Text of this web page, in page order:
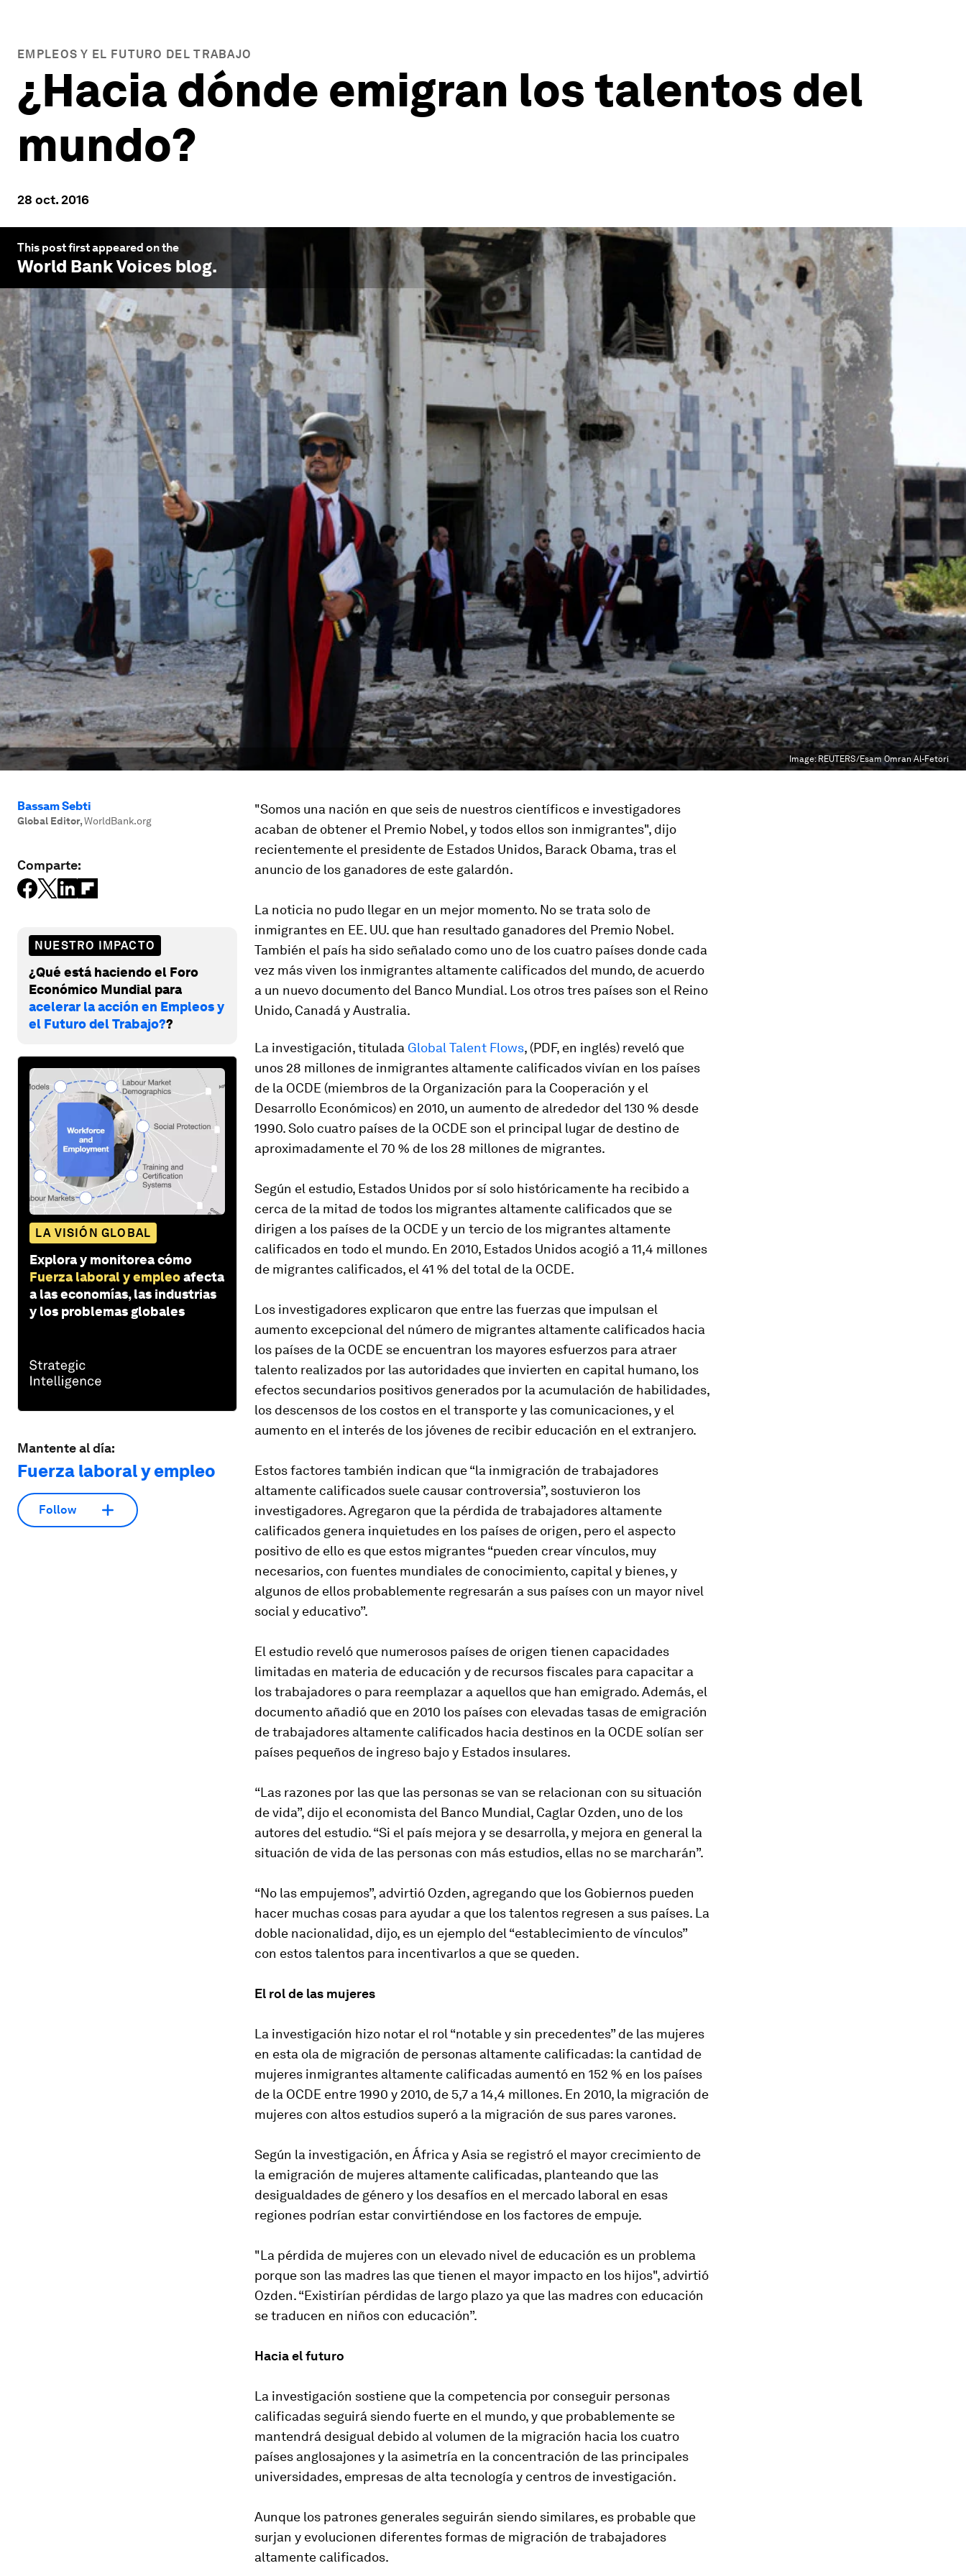
EMPLEOS Y EL FUTURO DEL TRABAJO
¿Hacia dónde emigran los talentos del
mundo?
28 oct. 2016
This post first appeared on the
World Bank Voices blog.
Image: REUTERS/Esam Omran Al-Fetori
Bassam Sebti
Global Editor,WorldBank.org
Comparte:
NUESTRO IMPACTO
¿Qué está haciendo el Foro
Económico Mundial para
acelerar la acción en Empleos y
el Futuro del Trabajo??
LA VISIÓN GLOBAL
Explora y monitorea cómo
Fuerza laboral y empleoafecta
a las economías, las industrias
y los problemas globales
Mantente al día:
Fuerza laboral y empleo
Follow
"Somos una nación en que seis de nuestros científicos e investigadores
acaban de obtener el Premio Nobel, y todos ellos son inmigrantes", dijo
recientemente el presidente de Estados Unidos, Barack Obama, tras el
anuncio de los ganadores de este galardón.
La noticia no pudo llegar en un mejor momento. No se trata solo de
inmigrantes en EE. UU. que han resultado ganadores del Premio Nobel.
También el país ha sido señalado como uno de los cuatro países donde cada
vez más viven los inmigrantes altamente calificados del mundo, de acuerdo
a un nuevo documento del Banco Mundial. Los otros tres países son el Reino
Unido, Canadá y Australia.
La investigación, titulada Global Talent Flows, (PDF, en inglés) reveló que
unos 28 millones de inmigrantes altamente calificados vivían en los países
de la OCDE (miembros de la Organización para la Cooperación y el
Desarrollo Económicos) en 2010, un aumento de alrededor del 130 % desde
1990. Solo cuatro países de la OCDE son el principal lugar de destino de
aproximadamente el 70 % de los 28 millones de migrantes.
Según el estudio, Estados Unidos por sí solo históricamente ha recibido a
cerca de la mitad de todos los migrantes altamente calificados que se
dirigen a los países de la OCDE y un tercio de los migrantes altamente
calificados en todo el mundo. En 2010, Estados Unidos acogió a 11,4 millones
de migrantes calificados, el 41 % del total de la OCDE.
Los investigadores explicaron que entre las fuerzas que impulsan el
aumento excepcional del número de migrantes altamente calificados hacia
los países de la OCDE se encuentran los mayores esfuerzos para atraer
talento realizados por las autoridades que invierten en capital humano, los
efectos secundarios positivos generados por la acumulación de habilidades,
los descensos de los costos en el transporte y las comunicaciones, y el
aumento en el interés de los jóvenes de recibir educación en el extranjero.
Estos factores también indican que “la inmigración de trabajadores
altamente calificados suele causar controversia”, sostuvieron los
investigadores. Agregaron que la pérdida de trabajadores altamente
calificados genera inquietudes en los países de origen, pero el aspecto
positivo de ello es que estos migrantes “pueden crear vínculos, muy
necesarios, con fuentes mundiales de conocimiento, capital y bienes, y
algunos de ellos probablemente regresarán a sus países con un mayor nivel
social y educativo”.
El estudio reveló que numerosos países de origen tienen capacidades
limitadas en materia de educación y de recursos fiscales para capacitar a
los trabajadores o para reemplazar a aquellos que han emigrado. Además, el
documento añadió que en 2010 los países con elevadas tasas de emigración
de trabajadores altamente calificados hacia destinos en la OCDE solían ser
países pequeños de ingreso bajo y Estados insulares.
“Las razones por las que las personas se van se relacionan con su situación
de vida”, dijo el economista del Banco Mundial, Caglar Ozden, uno de los
autores del estudio. “Si el país mejora y se desarrolla, y mejora en general la
situación de vida de las personas con más estudios, ellas no se marcharán”.
“No las empujemos”, advirtió Ozden, agregando que los Gobiernos pueden
hacer muchas cosas para ayudar a que los talentos regresen a sus países. La
doble nacionalidad, dijo, es un ejemplo del “establecimiento de vínculos”
con estos talentos para incentivarlos a que se queden.
El rol de las mujeres
La investigación hizo notar el rol “notable y sin precedentes” de las mujeres
en esta ola de migración de personas altamente calificadas: la cantidad de
mujeres inmigrantes altamente calificadas aumentó en 152 % en los países
de la OCDE entre 1990 y 2010, de 5,7 a 14,4 millones. En 2010, la migración de
mujeres con altos estudios superó a la migración de sus pares varones.
Según la investigación, en África y Asia se registró el mayor crecimiento de
la emigración de mujeres altamente calificadas, planteando que las
desigualdades de género y los desafíos en el mercado laboral en esas
regiones podrían estar convirtiéndose en los factores de empuje.
"La pérdida de mujeres con un elevado nivel de educación es un problema
porque son las madres las que tienen el mayor impacto en los hijos", advirtió
Ozden. “Existirían pérdidas de largo plazo ya que las madres con educación
se traducen en niños con educación”.
Hacia el futuro
La investigación sostiene que la competencia por conseguir personas
calificadas seguirá siendo fuerte en el mundo, y que probablemente se
mantendrá desigual debido al volumen de la migración hacia los cuatro
países anglosajones y la asimetría en la concentración de las principales
universidades, empresas de alta tecnología y centros de investigación.
Aunque los patrones generales seguirán siendo similares, es probable que
surjan y evolucionen diferentes formas de migración de trabajadores
altamente calificados.